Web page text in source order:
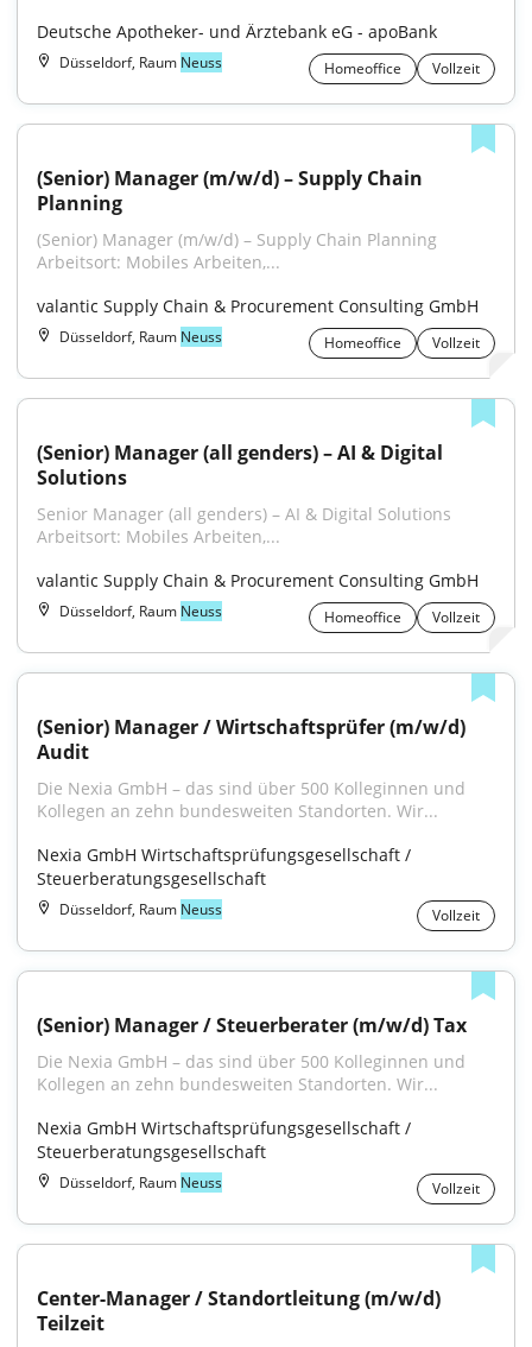
Deutsche Apotheker- und Ärztebank eG - apoBank
Düsseldorf, Raum Neuss Homeoffice Vollzeit
(Senior) Manager (m/w/d) – Supply Chain
Planning
(Senior) Manager (m/w/d) – Supply Chain Planning
Arbeitsort: Mobiles Arbeiten,...
valantic Supply Chain & Procurement Consulting GmbH
Düsseldorf, Raum Neuss Homeoffice Vollzeit
(Senior) Manager (all genders) – AI & Digital
Solutions
Senior Manager (all genders) – AI & Digital Solutions
Arbeitsort: Mobiles Arbeiten,...
valantic Supply Chain & Procurement Consulting GmbH
Düsseldorf, Raum Neuss Homeoffice Vollzeit
(Senior) Manager / Wirtschaftsprüfer (m/w/d)
Audit
Die Nexia GmbH – das sind über 500 Kolleginnen und
Kollegen an zehn bundesweiten Standorten. Wir...
Nexia GmbH Wirtschaftsprüfungsgesellschaft /
Steuerberatungsgesellschaft
Düsseldorf, Raum Neuss Vollzeit
(Senior) Manager / Steuerberater (m/w/d) Tax
Die Nexia GmbH – das sind über 500 Kolleginnen und
Kollegen an zehn bundesweiten Standorten. Wir...
Nexia GmbH Wirtschaftsprüfungsgesellschaft /
Steuerberatungsgesellschaft
Düsseldorf, Raum Neuss Vollzeit
Center-Manager / Standortleitung (m/w/d)
Teilzeit